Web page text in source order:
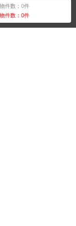
件数：0件
件数：0件